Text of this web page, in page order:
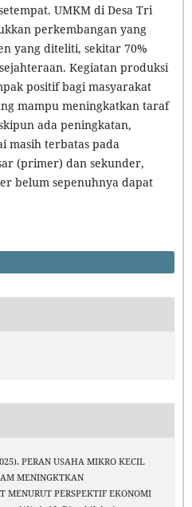
UMKM di Desa Tri
perkembangan yang
yang diteliti, sekitar 70%
Kegiatan produksi
positif bagi masyarakat
mampu meningkatkan taraf
ada peningkatan,
masih terbatas pada
(primer) dan sekunder,
belum sepenuhnya dapat
PERAN USAHA MIKRO KECIL
MENINGKTKAN
MENURUT PERSPEKTIF EKONOMI